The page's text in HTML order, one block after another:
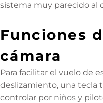
sistema muy parecido al
Funciones
cámara
Para facilitar el vuelo de
deslizamiento, una tecla
controlar por niñosy